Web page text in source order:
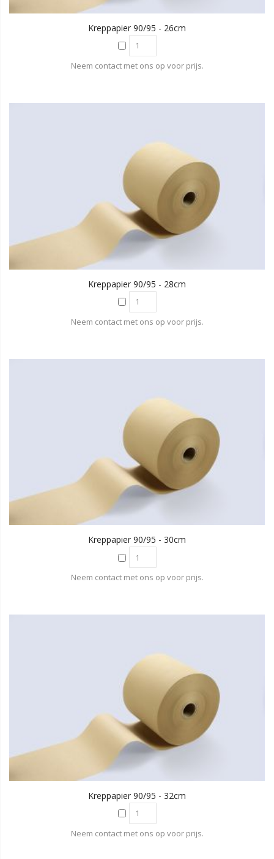
Kreppapier 90/95 - 26cm
Neem contact met ons op voor prijs.
Kreppapier 90/95 - 28cm
Neem contact met ons op voor prijs.
Kreppapier 90/95 - 30cm
Neem contact met ons op voor prijs.
Kreppapier 90/95 - 32cm
Neem contact met ons op voor prijs.